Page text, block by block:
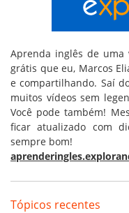
Aprenda inglês de uma
grátis que eu, Marcos
e compartilhando. Saí
muitos vídeos sem
Você pode também!
ficar atualizado com
sempre bom!
Tópicos recentes